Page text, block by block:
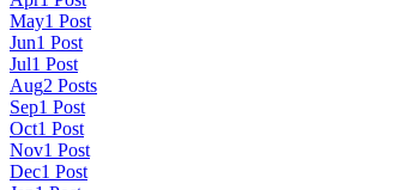
May1 Post
Jun1 Post
Jul1 Post
Aug2 Posts
Sep1 Post
Oct1 Post
Nov1 Post
Dec1 Post